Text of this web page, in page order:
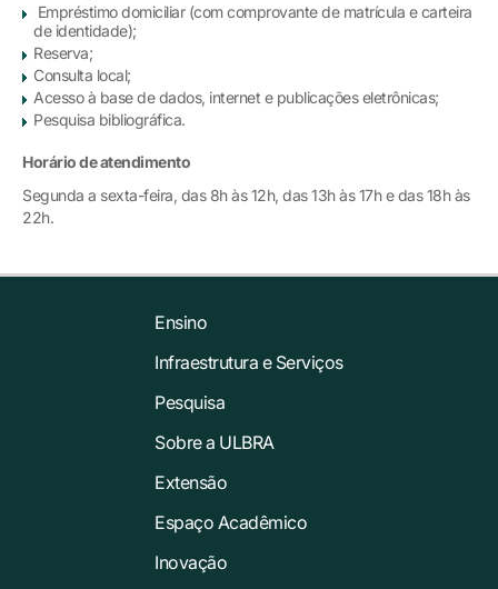
Empréstimo domiciliar (com comprovante de matrícula e carteira
de identidade);
Reserva;
Consulta local;
Acesso à base de dados, internet e publicações eletrônicas;
Pesquisa bibliográfica.
Horário de atendimento
Segunda a sexta-feira, das 8h às 12h, das 13h às 17h e das 18h às
22h.
Ensino
Infraestrutura e Serviços
Pesquisa
Sobre a ULBRA
Extensão
Espaço Acadêmico
Inovação